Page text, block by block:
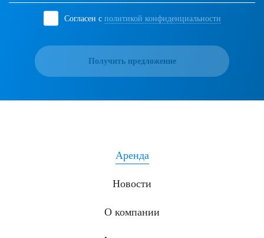
Согласен с политикой конфиденциальности
Получить предложение
Аренда
Новости
О компании